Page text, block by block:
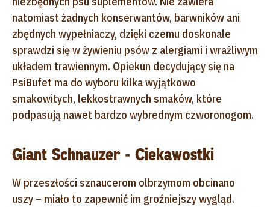
natomiast żadnych konserwantów, barwników ani
zbędnych wypełniaczy, dzięki czemu doskonale
sprawdzi się w żywieniu psów z alergiami i wrażliwym
układem trawiennym. Opiekun decydujący się na
PsiBufet ma do wyboru kilka wyjątkowo
smakowitych, lekkostrawnych smaków, które
podpasują nawet bardzo wybrednym czworonogom.
Giant Schnauzer - Ciekawostki
W przeszłości sznaucerom olbrzymom obcinano
uszy – miało to zapewnić im groźniejszy wygląd.